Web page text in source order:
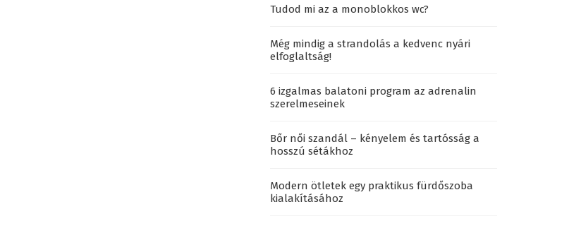
Tudod mi az a monoblokkos wc?
Még mindig a strandolás a kedvenc nyári
elfoglaltság!
6 izgalmas balatoni program az adrenalin
szerelmeseinek
Bőr női szandál – kényelem és tartósság a
hosszú sétákhoz
Modern ötletek egy praktikus fürdőszoba
kialakításához